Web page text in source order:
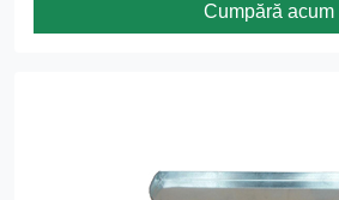
Cumpără acum